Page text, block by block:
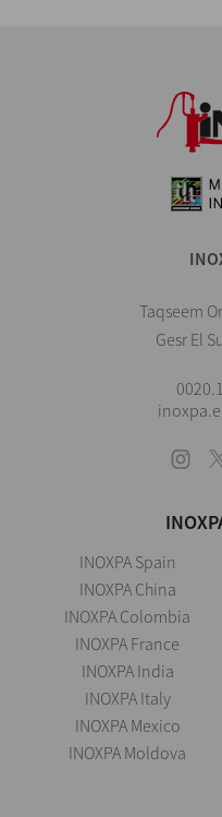
Taqseem
Gesr El
INOXPA Spain
INOXPA China
INOXPA Colombia
INOXPA France
INOXPA India
INOXPA Italy
INOXPA Mexico
INOXPA Moldova